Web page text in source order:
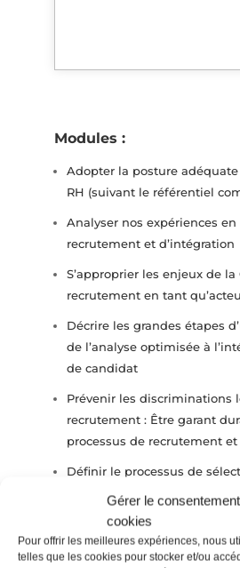
Gérer le
cookies
Pour offrir les meilleures expériences, nous
telles que les cookies pour stocker et/ou
Modules :
Adopter la posture
RH (suivant le référentiel
Analyser nos expériences
recrutement et d’intégration
S’approprier les enjeux de la
recrutement en tant
Décrire les grandes étapes
de l’analyse optimisée à
de candidat
Prévenir les discriminations
recrutement : Être garant
processus de recrutement et
Définir le processus de
candidats pour objectiver la
synergie avec le manager